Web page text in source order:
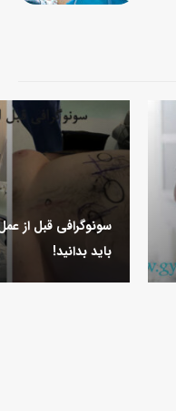
سونوگرافی قبل از
باید بدانید!